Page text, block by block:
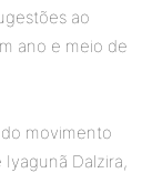
ao
ano e meio de
movimento
Dalzira,